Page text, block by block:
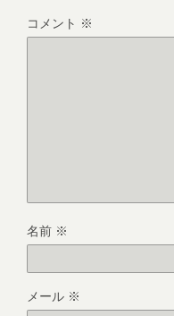
コメント ※
名前 ※
メール ※